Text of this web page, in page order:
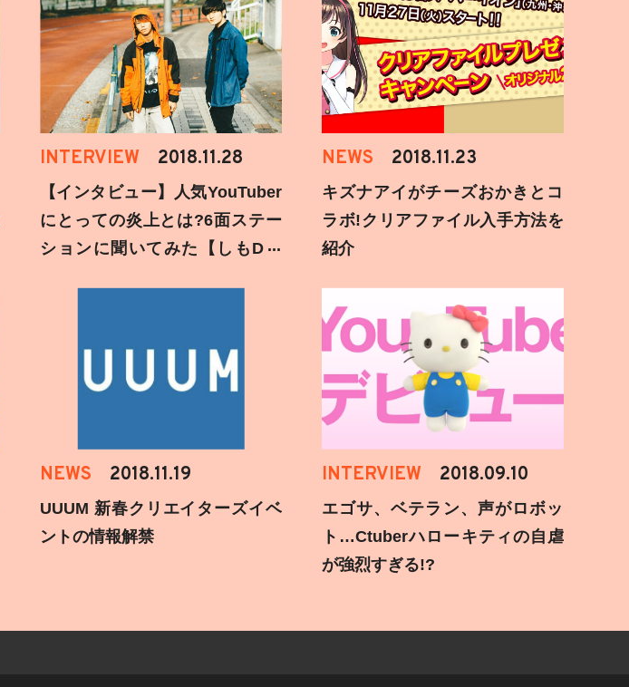
INTERVIEW 2018.11.28
【インタビュー】人気YouTuber
にとっての炎上とは?6面ステー
ションに聞いてみた【しもD遅
NEWS 2018.11.23
キズナアイがチーズおかきとコ
ラボ!クリアファイル入手方法を
紹介
NEWS 2018.11.19
UUUM 新春クリエイターズイベ
ントの情報解禁
INTERVIEW 2018.09.10
エゴサ、ベテラン、声がロボッ
ト…Ctuberハローキティの自虐
が強烈すぎる!?